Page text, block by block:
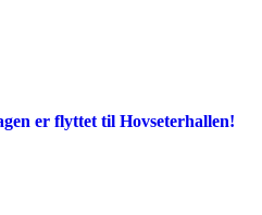
er flyttet til Hovseterhallen!